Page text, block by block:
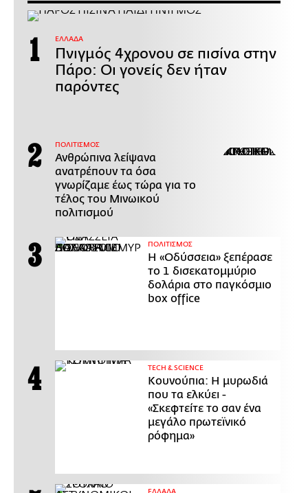
ΕΛΛΑΔΑ
Πνιγμός 4χρονου σε πισίνα στην
Πάρο: Οι γονείς δεν ήταν
παρόντες
ΠΟΛΙΤΙΣΜΟΣ
Ανθρώπινα λείψανα
ανατρέπουν τα όσα
γνωρίζαμε έως τώρα για το
τέλος του Μινωικού
πολιτισμού
ΠΟΛΙΤΙΣΜΟΣ
Η «Οδύσσεια» ξεπέρασε
το 1 δισεκατομμύριο
δολάρια στο παγκόσμιο
box office
ΤECH & SCIENCE
Κουνούπια: Η μυρωδιά
που τα ελκύει -
«Σκεφτείτε το σαν ένα
μεγάλο πρωτεϊνικό
ρόφημα»